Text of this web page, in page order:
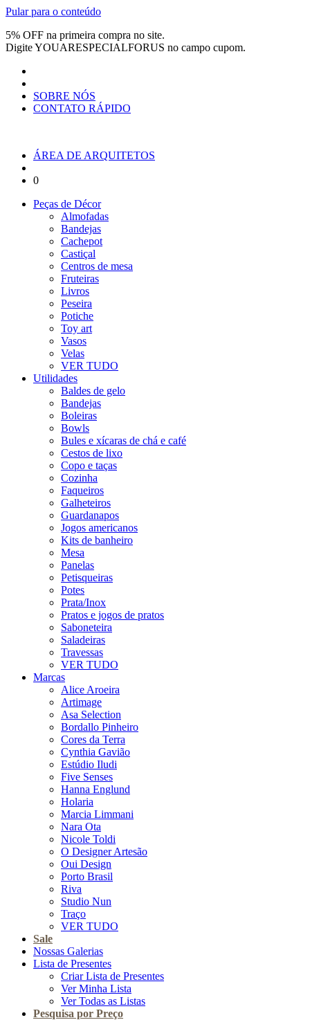
Pular para o conteúdo
5% OFF na primeira compra no site.
DigiteYOUARESPECIALFORUS no campo cupom.
SOBRE NÓS
CONTATO RÁPIDO
ÁREA DE ARQUITETOS
0
Peças de Décor
Almofadas
Bandejas
Cachepot
Castiçal
Centros de mesa
Fruteiras
Livros
Peseira
Potiche
Toy art
Vasos
Velas
VER TUDO
Utilidades
Baldes de gelo
Bandejas
Boleiras
Bowls
Bules e xícaras de chá e café
Cestos de lixo
Copo e taças
Cozinha
Faqueiros
Galheteiros
Guardanapos
Jogos americanos
Kits de banheiro
Mesa
Panelas
Petisqueiras
Potes
Prata/Inox
Pratos e jogos de pratos
Saboneteira
Saladeiras
Travessas
VER TUDO
Marcas
Alice Aroeira
Artimage
Asa Selection
Bordallo Pinheiro
Cores da Terra
Cynthia Gavião
Estúdio Iludi
Five Senses
Hanna Englund
Holaria
Marcia Limmani
Nara Ota
Nicole Toldi
O Designer Artesão
Oui Design
Porto Brasil
Riva
Studio Nun
Traço
VER TUDO
Sale
Nossas Galerias
Lista de Presentes
Criar Lista de Presentes
Ver Minha Lista
Ver Todas as Listas
Pesquisa por Preço